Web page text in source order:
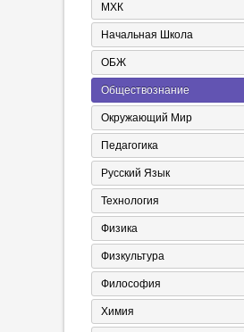
МХК
Начальная Школа
ОБЖ
Обществознание
Окружающий Мир
Педагогика
Русский Язык
Технология
Физика
Физкультура
Философия
Химия